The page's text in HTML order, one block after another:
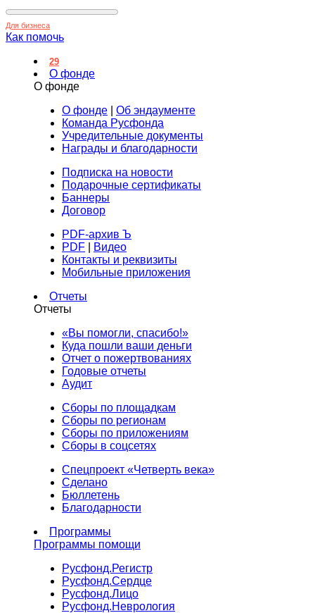
Для бизнеса
Как помочь
29
О фонде
О фонде
О фонде
Об эндаументе
Команда Русфонда
Учредительные документы
Награды и благодарности
Подписка на новости
Подарочные сертификаты
Баннеры
Договор
PDF-архив Ъ
PDF
Видео
Контакты и реквизиты
Мобильные приложения
Отчеты
Отчеты
«Вы помогли, спасибо!»
Куда пошли ваши деньги
Отчет о пожертвованиях
Годовые отчеты
Аудит
Сборы по площадкам
Сборы по регионам
Сборы по приложениям
Сборы в соцсетях
Спецпроект «Четверть века»
Сделано
Бюллетень
Благодарности
Программы
Программы помощи
Русфонд.Регистр
Русфонд.Сердце
Русфонд.Лицо
Русфонд.Неврология